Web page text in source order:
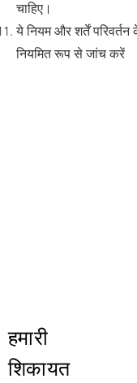
चाहिए।
ये नियम और शर्तें
नियमित रूप से जांच करें
हमारी
शिकायत